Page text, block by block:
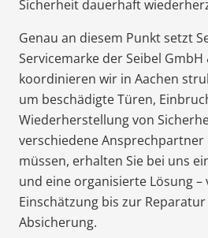
Sicherheit dauerhaft
Genau an diesem Punkt setzt
Servicemarke der Seibel GmbH
koordinieren wir in Aachen
um beschädigte Türen,
Wiederherstellung von
verschiedene Ansprechpartner
müssen, erhalten Sie bei uns
und eine organisierte Lösung
Einschätzung bis zur
Absicherung.